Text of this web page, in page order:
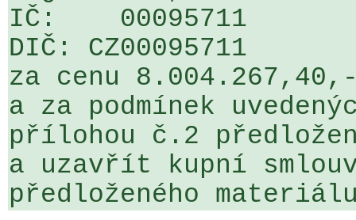
IČ:    00095711
DIČ: CZ00095711
za cenu
a za podmínek
přílohou č.2
a uzavřít kupní
předloženého